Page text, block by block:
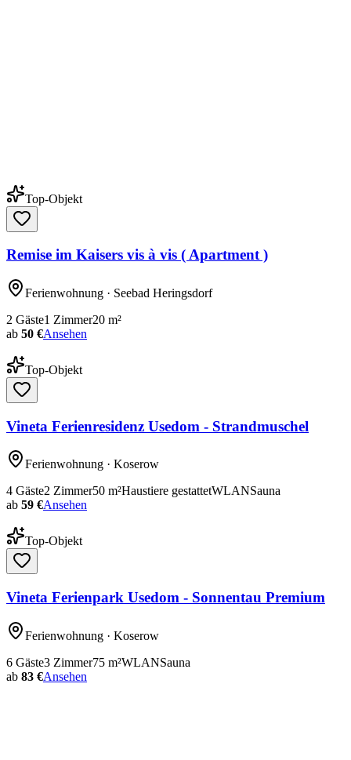
Top-Objekt
Remise im Kaisers vis à vis ( Apartment )
Ferienwohnung · Seebad Heringsdorf
2 Gäste1 Zimmer20 m²
ab 50 €Ansehen
Top-Objekt
Vineta Ferienresidenz Usedom - Strandmuschel
Ferienwohnung · Koserow
4 Gäste2 Zimmer50 m²Haustiere gestattetWLANSauna
ab 59 €Ansehen
Top-Objekt
Vineta Ferienpark Usedom - Sonnentau Premium
Ferienwohnung · Koserow
6 Gäste3 Zimmer75 m²WLANSauna
ab 83 €Ansehen